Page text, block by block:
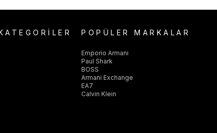
POPÜLER MARKALAR
Emporio Armani
Paul Shark
BOSS
Armani Exchange
EA7
Calvin Klein